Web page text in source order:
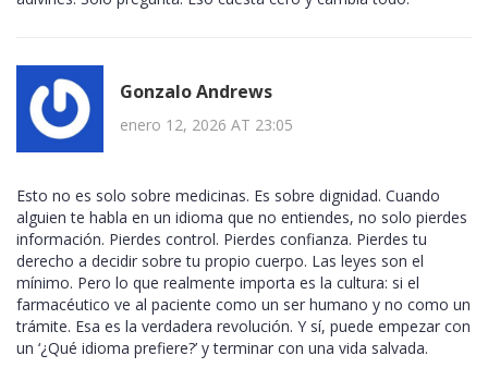
Gonzalo Andrews
enero 12, 2026 AT 23:05
Esto no es solo sobre medicinas. Es sobre dignidad. Cuando
alguien te habla en un idioma que no entiendes, no solo pierdes
información. Pierdes control. Pierdes confianza. Pierdes tu
derecho a decidir sobre tu propio cuerpo. Las leyes son el
mínimo. Pero lo que realmente importa es la cultura: si el
farmacéutico ve al paciente como un ser humano y no como un
trámite. Esa es la verdadera revolución. Y sí, puede empezar con
un ‘¿Qué idioma prefiere?’ y terminar con una vida salvada.